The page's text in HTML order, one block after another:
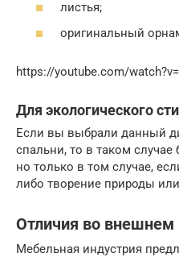
листья;
оригинальный
https://youtube.com/
Для экологического
Если вы выбрали данный
спальни, то в таком
но только в том случае,
либо творение природы
Отличия во внешнем
Мебельная индустрия